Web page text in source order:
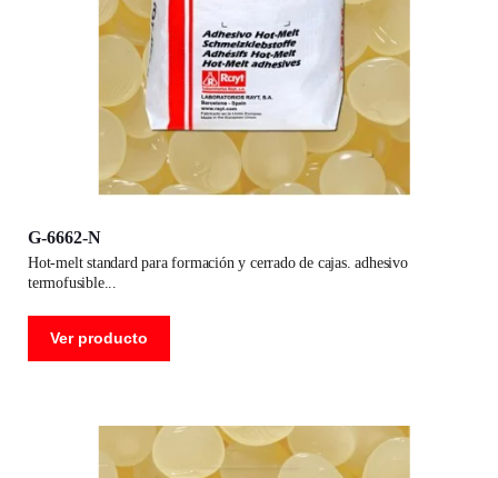
G-6662-N
hot-melt standard para formación y cerrado de cajas. adhesivo
termofusible
Ver producto